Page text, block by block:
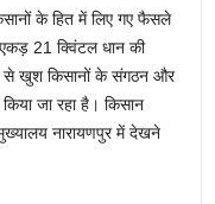
के हित में लिए गए फैसले
21 क्विंटल धान की
से खुश किसानों के संगठन और
जा रहा है। किसान
नारायणपुर में देखने